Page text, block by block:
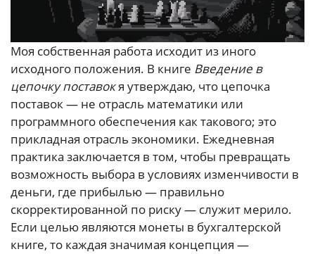
Моя собственная работа исходит из иного
исходного положения. В книге Введение в
цепочку поставокя утверждаю, что цепочка
поставок — не отрасль математики или
программного обеспечения как такового; это
прикладная отрасль экономики. Ежедневная
практика заключается в том, чтобы превращать
возможность выбора в условиях изменчивости в
деньги, где прибылью — правильно
скорректированной по риску — служит мерило.
Если целью являются монеты в бухгалтерской
книге, то каждая значимая концепция —